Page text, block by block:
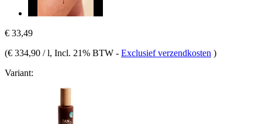
€ 33,49
(€ 334,90 / l, Incl. 21% BTW - Exclusief verzendkosten )
Variant: